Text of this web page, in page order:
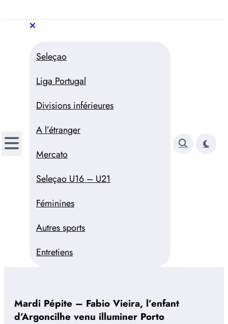
au
Trivela
L'actualité du football portugais
Seleçao
Liga Portugal
Divisions inférieures
A l’étranger
Mercato
Seleçao U16 – U21
Féminines
Autres sports
Entretiens
Mardi Pépite – Fabio Vieira, l’enfant
d’Argoncilhe venu illuminer Porto